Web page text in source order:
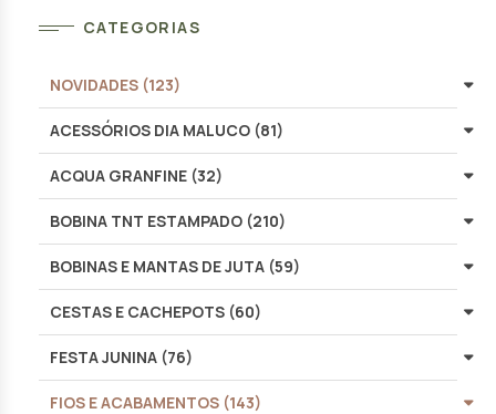
CATEGORIAS
NOVIDADES (123)
ACESSÓRIOS DIA MALUCO (81)
ACQUA GRANFINE (32)
BOBINA TNT ESTAMPADO (210)
BOBINAS E MANTAS DE JUTA (59)
CESTAS E CACHEPOTS (60)
FESTA JUNINA (76)
FIOS E ACABAMENTOS (143)